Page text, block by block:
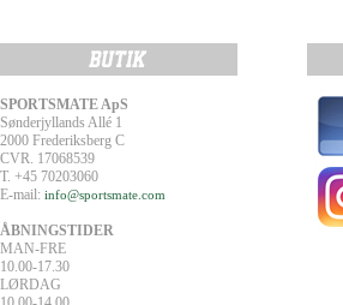
SPORTSMATE ApS
Sønderjyllands Allé 1
2000 Frederiksberg C
CVR. 17068539
T. +45 70203060
E-mail: info@sportsmate.com
ÅBNINGSTIDER
MAN-FRE
10.00-17.30
LØRDAG